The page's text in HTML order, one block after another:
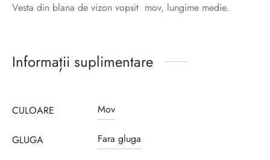
Vesta din blana de vizon vopsit mov, lungime medie.
Informații suplimentare
CULOARE Mov
GLUGA Fara gluga